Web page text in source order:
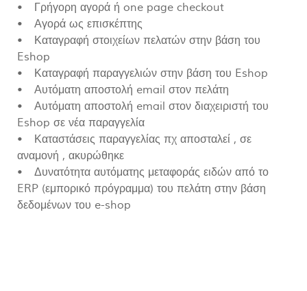
• Γρήγορη αγορά ή one page checkout
• Αγορά ως επισκέπτης
• Καταγραφή στοιχείων πελατών στην βάση του
Eshop
• Καταγραφή παραγγελιών στην βάση του Eshop
• Αυτόματη αποστολή email στον πελάτη
• Αυτόματη αποστολή email στον διαχειριστή του
Eshop σε νέα παραγγελία
• Καταστάσεις παραγγελίας πχ αποσταλεί , σε
αναμονή , ακυρώθηκε
• Δυνατότητα αυτόματης μεταφοράς ειδών από το
ERP (εμπορικό πρόγραμμα) του πελάτη στην βάση
δεδομένων του e-shop